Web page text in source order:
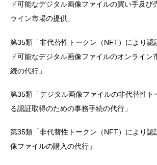
ド可能なデジタル画像ファイルの買い手及び
ライン市場の提供」
第35類「非代替性トークン（NFT）により認
ド可能なデジタル画像ファイルのオンライン
続の代行」
第35類「デジタル画像ファイルの非代替性ト
る認証取得のための事務手続の代行」
第35類「非代替性トークン（NFT）により認
像ファイルの購入の代行」